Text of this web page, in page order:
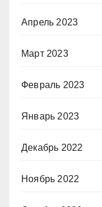
Апрель 2023
Март 2023
Февраль 2023
Январь 2023
Декабрь 2022
Ноябрь 2022